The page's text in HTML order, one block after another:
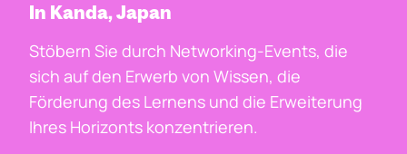
In Kanda, Japan
Stöbern Sie durch Networking-Events, die
sich auf den Erwerb von Wissen, die
Förderung des Lernens und die Erweiterung
Ihres Horizonts konzentrieren.